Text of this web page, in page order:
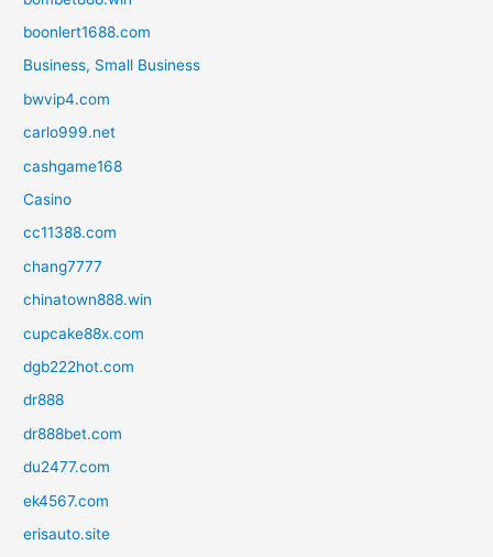
boonlert1688.com
Business, Small Business
bwvip4.com
carlo999.net
cashgame168
Casino
cc11388.com
chang7777
chinatown888.win
cupcake88x.com
dgb222hot.com
dr888
dr888bet.com
du2477.com
ek4567.com
erisauto.site